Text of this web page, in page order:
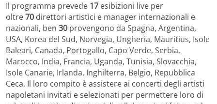
Il programma prevede 17 esibizioni live per
oltre70 direttori artistici e manager internazionali e
nazionali, ben 30 provengono da Spagna, Argentina,
USA, Korea del Sud, Norvegia, Ungheria, Mauritius, Isole
Baleari, Canada, Portogallo, Capo Verde, Serbia,
Marocco, India, Francia, Uganda, Tunisia, Slovacchia,
Isole Canarie, Irlanda, Inghilterra, Belgio, Repubblica
Ceca. Il loro compito è assistere ai concerti degli artisti
napoletani invitati e selezionati per permettere loro di